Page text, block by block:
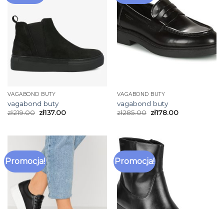
VAGABOND BUTY
vagabond buty
zł219.00 zł137.00
VAGABOND BUTY
vagabond buty
zł285.00 zł178.00
Promocja! Promocja!